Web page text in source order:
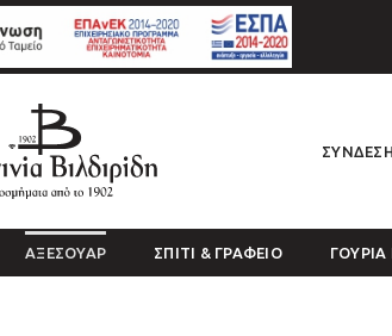
ΑΞΕΣΟΥΑΡ ΣΠΙΤΙ & ΓΡΑΦΕΙΟ ΓΟΎΡΙΑ